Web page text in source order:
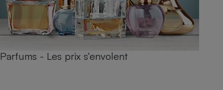
Parfums - Les prix s’envolent